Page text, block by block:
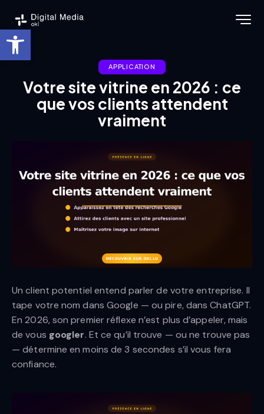
Ouvrir la barre d’outils
APPLICATION
Votre site vitrine en 2026 : ce
que vos clients attendent
vraiment
Un client potentiel entend parler de votre entreprise. Il
tape votre nom dans Google — ou pire, dans ChatGPT.
En 2026, son premier réflexe n’est plus d’appeler, mais
de vous googler. Et ce qu’il trouve — ou ne trouve pas
— détermine en moins de 3 secondes s’il vous fera
confiance.